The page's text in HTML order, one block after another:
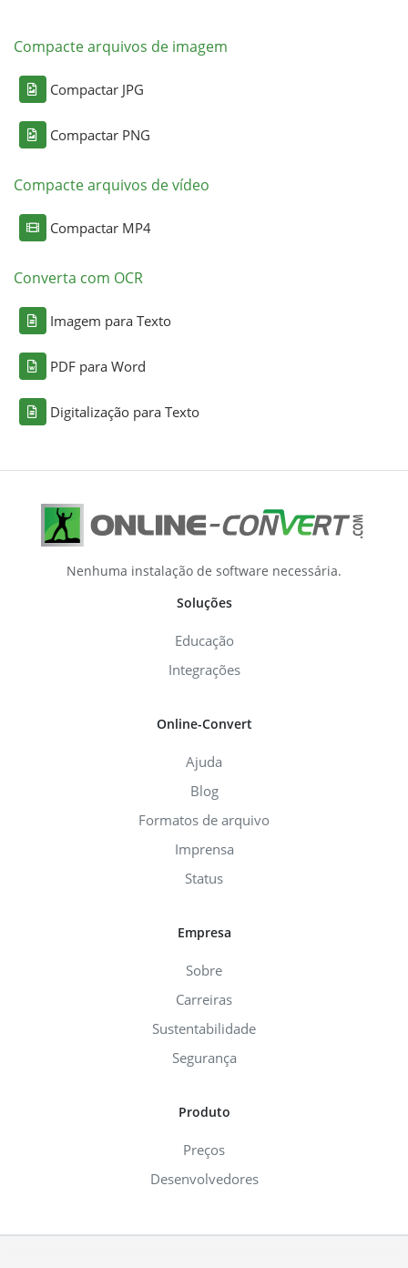
Compacte arquivos de imagem
Compactar JPG
Compactar PNG
Compacte arquivos de vídeo
Compactar MP4
Converta com OCR
Imagem para Texto
PDF para Word
Digitalização para Texto
Nenhuma instalação de software necessária.
Soluções
Educação
Integrações
Online-Convert
Ajuda
Blog
Formatos de arquivo
Imprensa
Status
Empresa
Sobre
Carreiras
Sustentabilidade
Segurança
Produto
Preços
Desenvolvedores